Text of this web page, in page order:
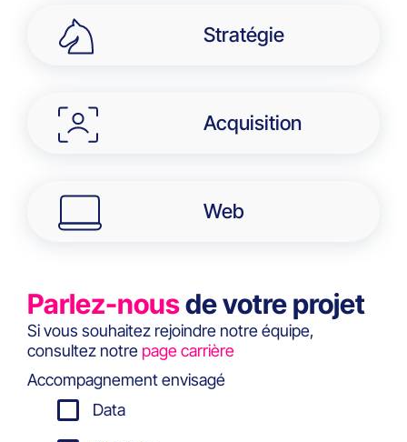
Stratégie
Acquisition
Web
Parlez-nousde votre projet
Si vous souhaitez rejoindre notre équipe,
consultez notre page carrière
Accompagnement envisagé
Data